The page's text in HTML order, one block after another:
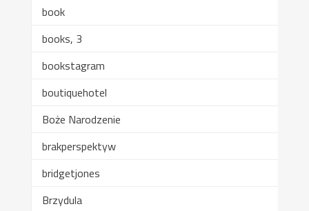
book
books, 3
bookstagram
boutiquehotel
Boże Narodzenie
brakperspektyw
bridgetjones
Brzydula